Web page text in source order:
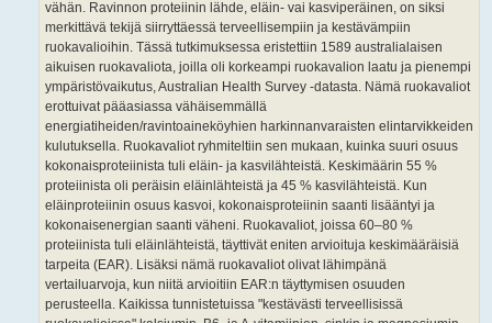
vähän. Ravinnon proteiinin lähde, eläin- vai kasviperäinen, on siksi
merkittävä tekijä siirryttäessä terveellisempiin ja kestävämpiin
ruokavalioihin. Tässä tutkimuksessa eristettiin 1589 australialaisen
aikuisen ruokavaliota, joilla oli korkeampi ruokavalion laatu ja pienempi
ympäristövaikutus, Australian Health Survey -datasta. Nämä ruokavaliot
erottuivat pääasiassa vähäisemmällä
energiatiheiden/ravintoaineköyhien harkinnanvaraisten elintarvikkeiden
kulutuksella. Ruokavaliot ryhmiteltiin sen mukaan, kuinka suuri osuus
kokonaisproteiinista tuli eläin- ja kasvilähteistä. Keskimäärin 55 %
proteiinista oli peräisin eläinlähteistä ja 45 % kasvilähteistä. Kun
eläinproteiinin osuus kasvoi, kokonaisproteiinin saanti lisääntyi ja
kokonaisenergian saanti väheni. Ruokavaliot, joissa 60–80 %
proteiinista tuli eläinlähteistä, täyttivät eniten arvioituja keskimääräisiä
tarpeita (EAR). Lisäksi nämä ruokavaliot olivat lähimpänä
vertailuarvoja, kun niitä arvioitiin EAR:n täyttymisen osuuden
perusteella. Kaikissa tunnistetuissa "kestävästi terveellisissä